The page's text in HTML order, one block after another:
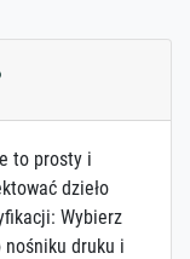
to prosty i
dzieło
Wybierz
nośniku druku i